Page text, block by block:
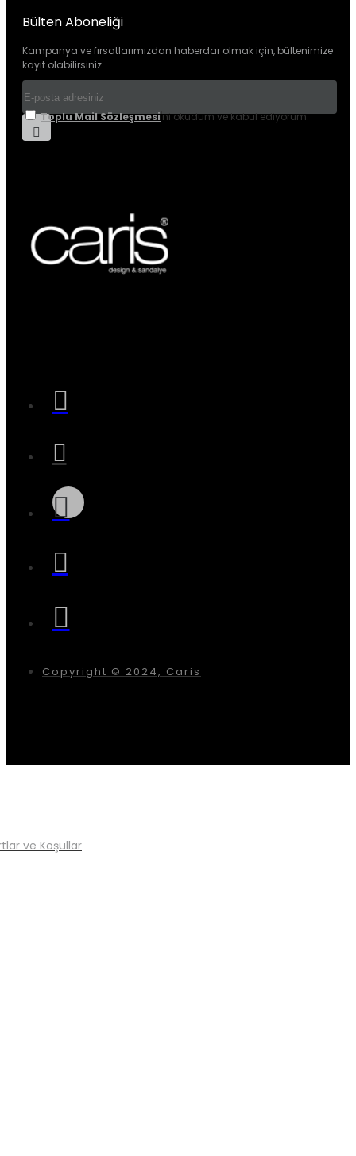
ve Koşullar
Bülten Aboneliği
Kampanya ve fırsatlarımızdan haberdar olmak için, bültenimize
kayıt olabilirsiniz.
Toplu Mail Sözleşmesi'ni okudum ve kabul ediyorum.
Copyright © 2024, Caris